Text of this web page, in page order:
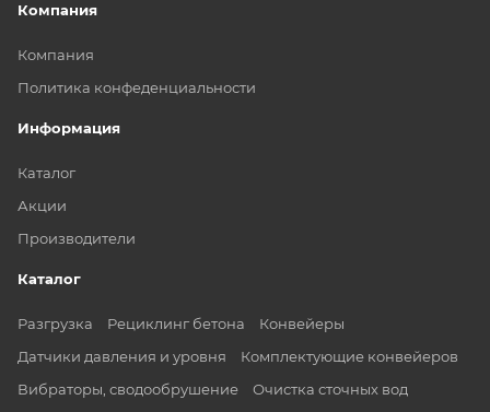
Компания
Компания
Политика конфеденциальности
Информация
Каталог
Акции
Производители
Каталог
Разгрузка Рециклинг бетона
Конвейеры
Датчики давления и уровня
Комплектующие конвейеров
Вибраторы, сводообрушение
Очистка сточных вод